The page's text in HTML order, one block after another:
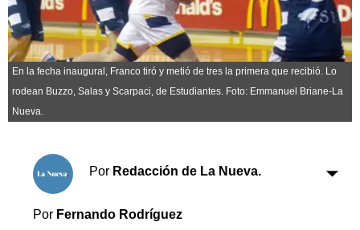
Salud
Es viral
El tiempo
Cartón Lleno
Fúnebres
Clasificados
Suplementos
Servicios
Transportes
En la fecha inaugural, Franco tiró y metió de tres la primera que recibió. Lo
rodean Buzzo, Salas y Scarpaci, de Estudiantes. Foto: Emmanuel Briane-La
Nueva.
Por Redacción de La Nueva.
Por Fernando Rodríguez